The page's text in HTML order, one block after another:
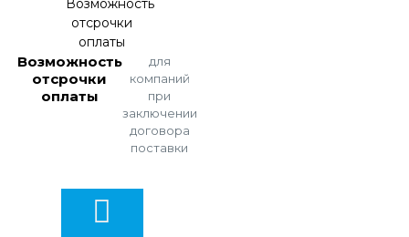
Возможность
отсрочки
оплаты
для
компаний
при
заключении
договора
поставки